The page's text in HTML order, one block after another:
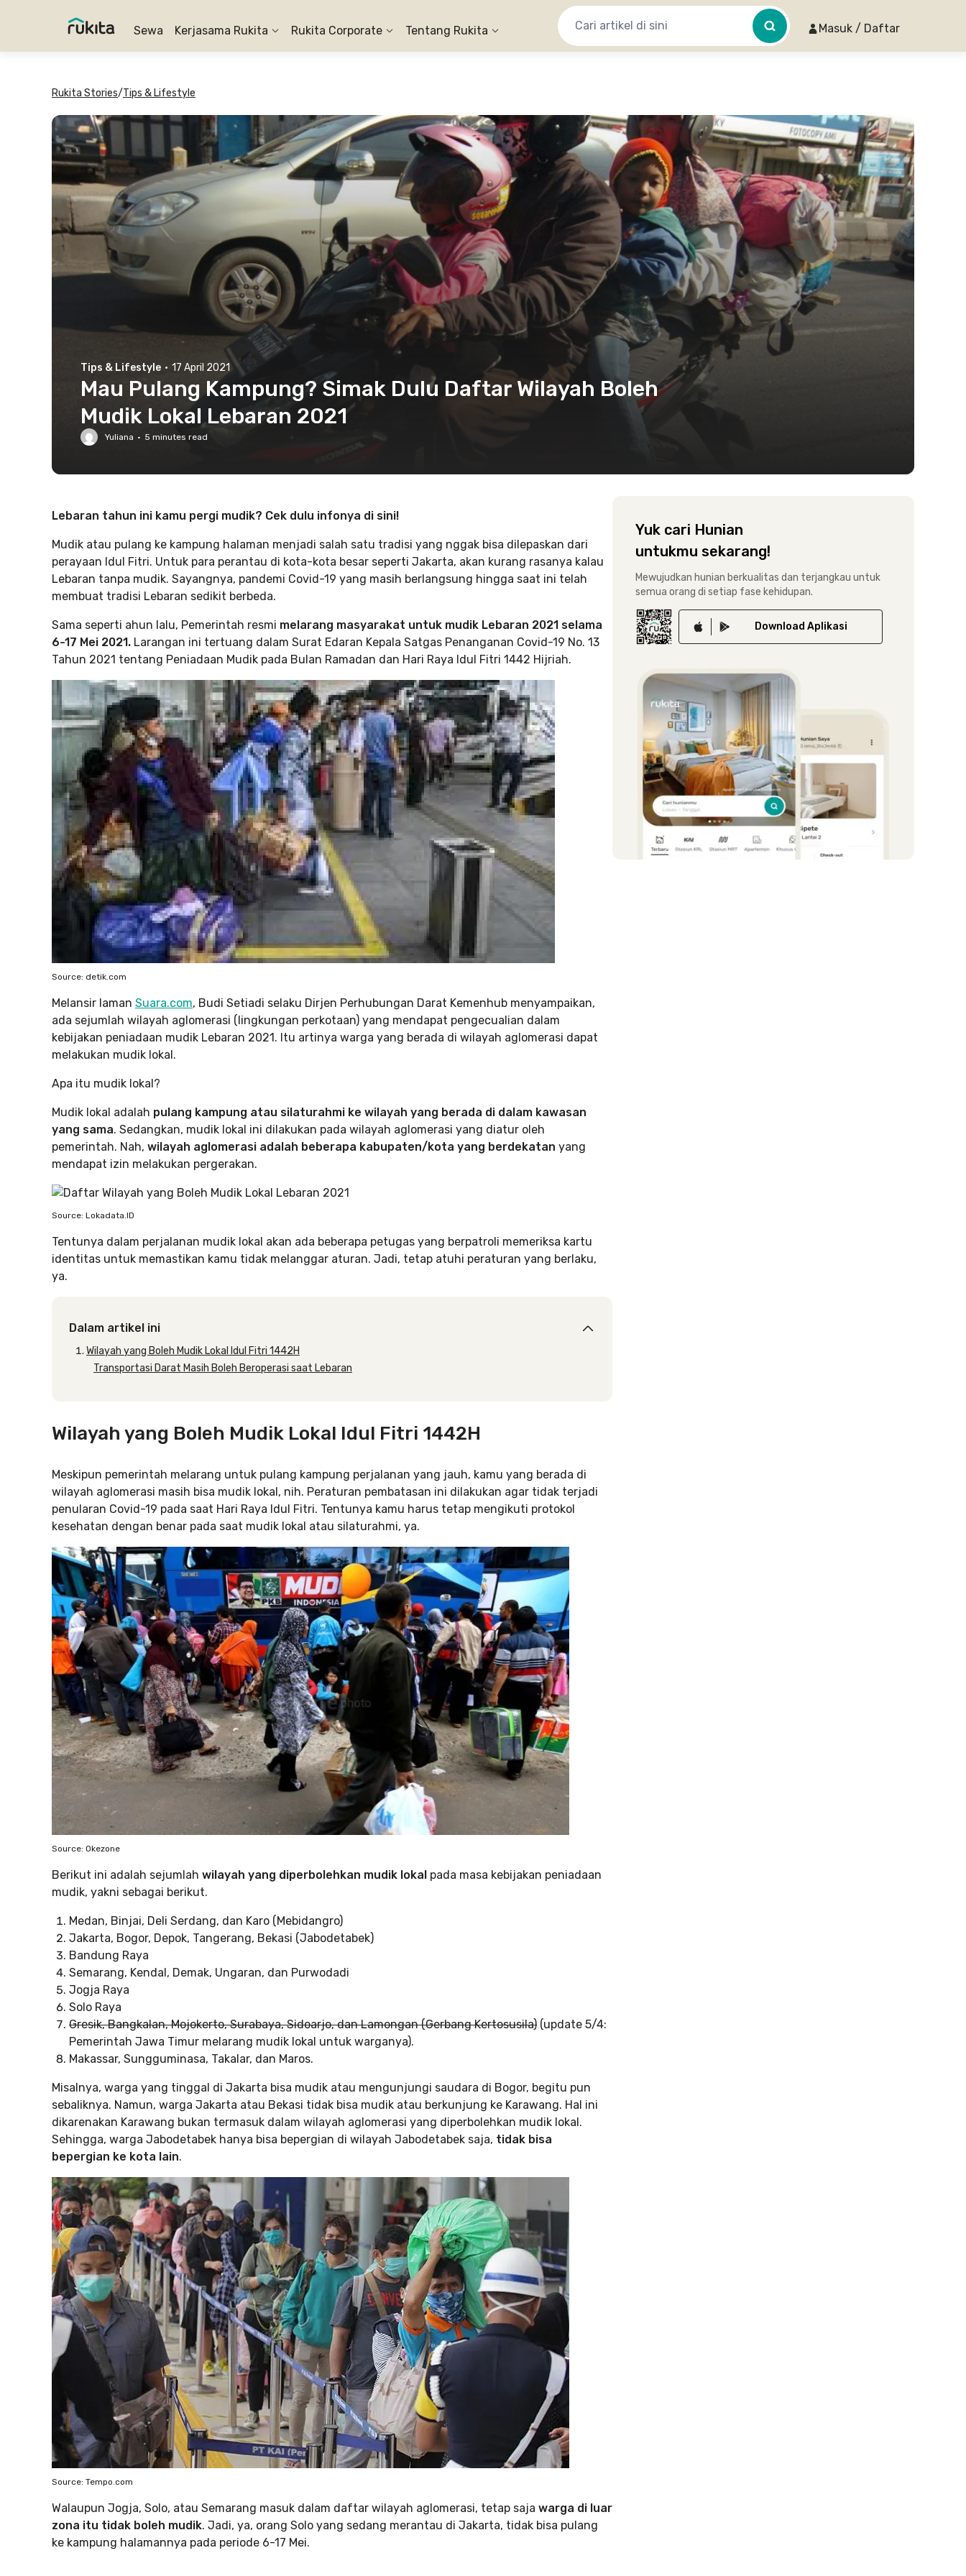
Sewa Kerjasama Rukita Rukita Corporate Tentang Rukita Masuk / Daftar
Rukita Stories/Tips & Lifestyle
Tips & Lifestyle · 17 April 2021
Mau Pulang Kampung? Simak Dulu Daftar Wilayah Boleh
Mudik Lokal Lebaran 2021
Yuliana · 5 minutes read
Lebaran tahun ini kamu pergi mudik? Cek dulu infonya di sini!
Mudik atau pulang ke kampung halaman menjadi salah satu tradisi yang nggak bisa dilepaskan dari
perayaan Idul Fitri. Untuk para perantau di kota-kota besar seperti Jakarta, akan kurang rasanya kalau
Lebaran tanpa mudik. Sayangnya, pandemi Covid-19 yang masih berlangsung hingga saat ini telah
membuat tradisi Lebaran sedikit berbeda.
Sama seperti ahun lalu, Pemerintah resmi melarang masyarakat untuk mudik Lebaran 2021 selama
6-17 Mei 2021. Larangan ini tertuang dalam Surat Edaran Kepala Satgas Penanganan Covid-19 No. 13
Tahun 2021 tentang Peniadaan Mudik pada Bulan Ramadan dan Hari Raya Idul Fitri 1442 Hijriah.
Source: detik.com
Melansir laman Suara.com, Budi Setiadi selaku Dirjen Perhubungan Darat Kemenhub menyampaikan,
ada sejumlah wilayah aglomerasi (lingkungan perkotaan) yang mendapat pengecualian dalam
kebijakan peniadaan mudik Lebaran 2021. Itu artinya warga yang berada di wilayah aglomerasi dapat
melakukan mudik lokal.
Apa itu mudik lokal?
Mudik lokal adalah pulang kampung atau silaturahmi ke wilayah yang berada di dalam kawasan
yang sama. Sedangkan, mudik lokal ini dilakukan pada wilayah aglomerasi yang diatur oleh
pemerintah. Nah, wilayah aglomerasi adalah beberapa kabupaten/kota yang berdekatan yang
mendapat izin melakukan pergerakan.
Source: Lokadata.ID
Tentunya dalam perjalanan mudik lokal akan ada beberapa petugas yang berpatroli memeriksa kartu
identitas untuk memastikan kamu tidak melanggar aturan. Jadi, tetap atuhi peraturan yang berlaku,
ya.
Dalam artikel ini
Wilayah yang Boleh Mudik Lokal Idul Fitri 1442H
Transportasi Darat Masih Boleh Beroperasi saat Lebaran
Wilayah yang Boleh Mudik Lokal Idul Fitri 1442H
Meskipun pemerintah melarang untuk pulang kampung perjalanan yang jauh, kamu yang berada di
wilayah aglomerasi masih bisa mudik lokal, nih. Peraturan pembatasan ini dilakukan agar tidak terjadi
penularan Covid-19 pada saat Hari Raya Idul Fitri. Tentunya kamu harus tetap mengikuti protokol
kesehatan dengan benar pada saat mudik lokal atau silaturahmi, ya.
Source: Okezone
Berikut ini adalah sejumlah wilayah yang diperbolehkan mudik lokal pada masa kebijakan peniadaan
mudik, yakni sebagai berikut.
Medan, Binjai, Deli Serdang, dan Karo (Mebidangro)
Jakarta, Bogor, Depok, Tangerang, Bekasi (Jabodetabek)
Bandung Raya
Semarang, Kendal, Demak, Ungaran, dan Purwodadi
Jogja Raya
Solo Raya
Gresik, Bangkalan, Mojokerto, Surabaya, Sidoarjo, dan Lamongan (Gerbang Kertosusila) (update 5/4:
Pemerintah Jawa Timur melarang mudik lokal untuk warganya).
Makassar, Sungguminasa, Takalar, dan Maros.
Misalnya, warga yang tinggal di Jakarta bisa mudik atau mengunjungi saudara di Bogor, begitu pun
sebaliknya. Namun, warga Jakarta atau Bekasi tidak bisa mudik atau berkunjung ke Karawang. Hal ini
dikarenakan Karawang bukan termasuk dalam wilayah aglomerasi yang diperbolehkan mudik lokal.
Sehingga, warga Jabodetabek hanya bisa bepergian di wilayah Jabodetabek saja, tidak bisa
bepergian ke kota lain.
Source: Tempo.com
Walaupun Jogja, Solo, atau Semarang masuk dalam daftar wilayah aglomerasi, tetap saja warga di luar
zona itu tidak boleh mudik. Jadi, ya, orang Solo yang sedang merantau di Jakarta, tidak bisa pulang
ke kampung halamannya pada periode 6-17 Mei.
Yuk cari Hunian
untukmu sekarang!
Mewujudkan hunian berkualitas dan terjangkau untuk
semua orang di setiap fase kehidupan.
Download Aplikasi